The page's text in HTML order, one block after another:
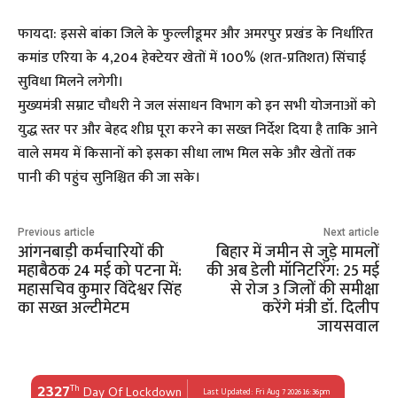
फायदा: इससे बांका जिले के फुल्लीडूमर और अमरपुर प्रखंड के निर्धारित
कमांड एरिया के 4,204 हेक्टेयर खेतों में 100% (शत-प्रतिशत) सिंचाई
सुविधा मिलने लगेगी।
मुख्यमंत्री सम्राट चौधरी ने जल संसाधन विभाग को इन सभी योजनाओं को
युद्ध स्तर पर और बेहद शीघ्र पूरा करने का सख्त निर्देश दिया है ताकि आने
वाले समय में किसानों को इसका सीधा लाभ मिल सके और खेतों तक
पानी की पहुंच सुनिश्चित की जा सके।
Previous article
आंगनबाड़ी कर्मचारियों की
महाबैठक 24 मई को पटना में:
महासचिव कुमार विंदेश्वर सिंह
का सख्त अल्टीमेटम
Next article
बिहार में जमीन से जुड़े मामलों
की अब डेली मॉनिटरिंग: 25 मई
से रोज 3 जिलों की समीक्षा
करेंगे मंत्री डॉ. दिलीप
जायसवाल